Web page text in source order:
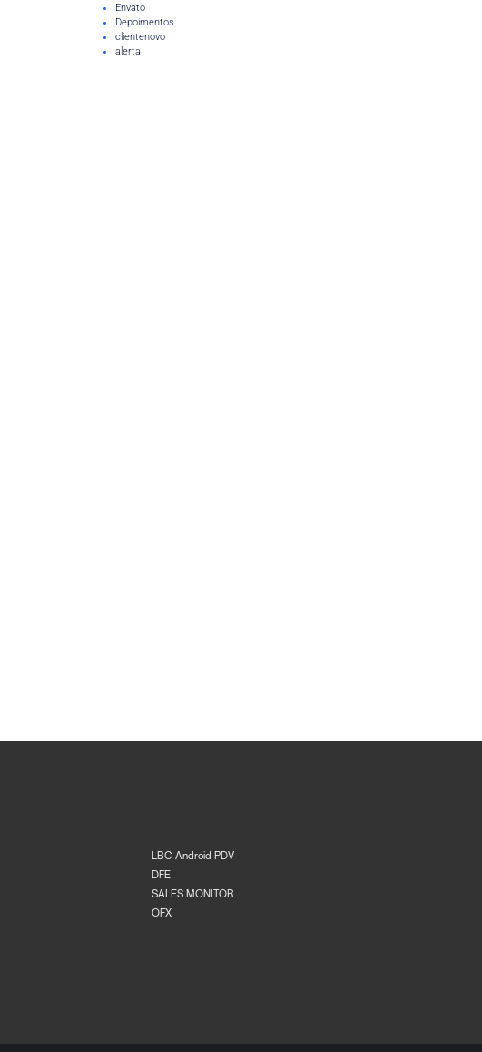
Envato
Depoimentos
clientenovo
alerta
LBC Android PDV
DFE
SALES MONITOR
OFX